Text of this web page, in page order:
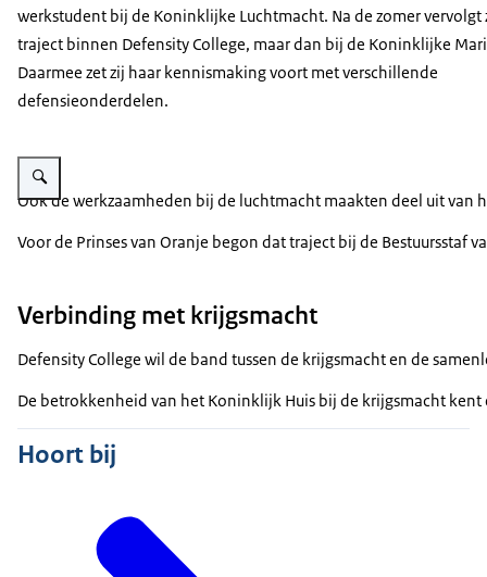
werkstudent bij de Koninklijke Luchtmacht. Na de zomer vervolgt
traject binnen Defensity College, maar dan bij de Koninklijke
Daarmee zet zij haar kennismaking voort met verschillende
defensieonderdelen.
Vergroot afbeelding Prinses Amalia staat bij een opstijgende Chinook-
Ook de werkzaamheden bij de luchtmacht maakten deel uit van
Voor de Prinses van Oranje begon dat traject bij de
Verbinding met krijgsmacht
Defensity College wil de band tussen de krijgsmacht en de
De betrokkenheid van het Koninklijk Huis bij de krijgsmacht
Hoort bij